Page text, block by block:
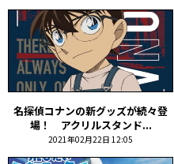
名探偵コナンの新グッズが続々登
場！ アクリルスタンド...
2021年02月22日 12:05